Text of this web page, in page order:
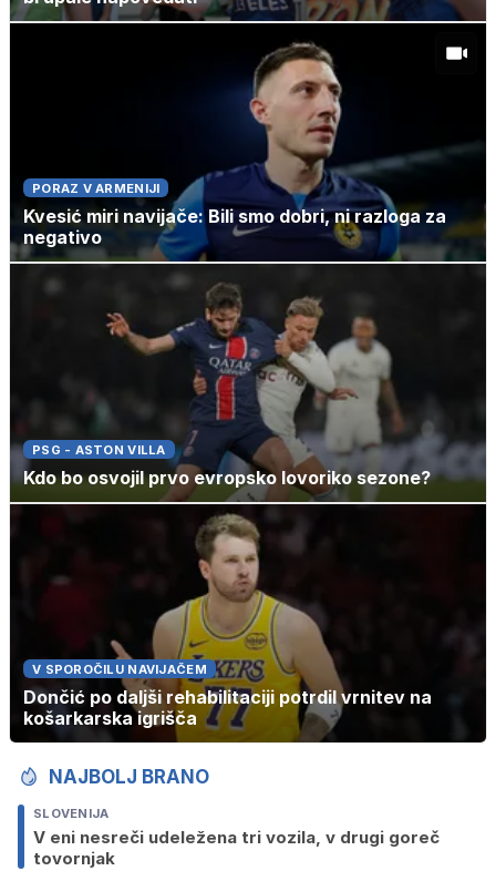
PORAZ V ARMENIJI
Kvesić miri navijače: Bili smo dobri, ni razloga za
negativo
PSG - ASTON VILLA
Kdo bo osvojil prvo evropsko lovoriko sezone?
V SPOROČILU NAVIJAČEM
Dončić po daljši rehabilitaciji potrdil vrnitev na
košarkarska igrišča
NAJBOLJ BRANO
SLOVENIJA
V eni nesreči udeležena tri vozila, v drugi goreč
tovornjak